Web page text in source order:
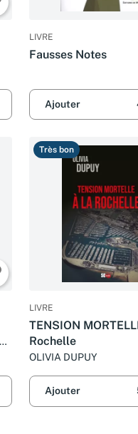
LIVRE
Fausses Notes
Ajouter
Très bon
LIVRE
TENSION
Rochelle
OLIVIA DUPUY
Ajouter